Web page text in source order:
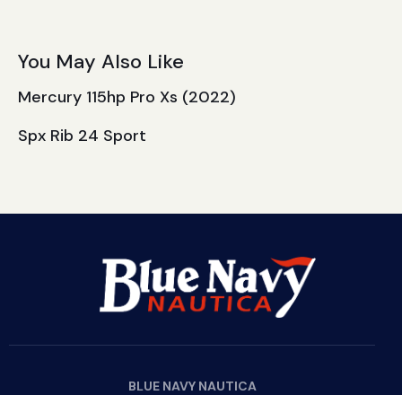
You May Also Like
Mercury 115hp Pro Xs (2022)
Spx Rib 24 Sport
BLUE NAVY NAUTICA